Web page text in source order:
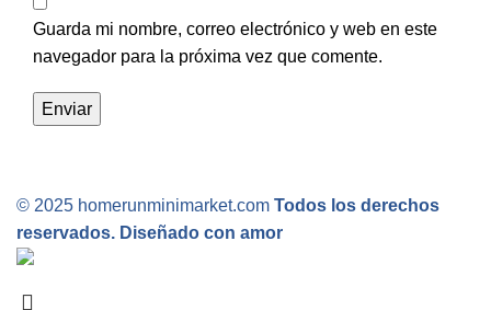
Guarda mi nombre, correo electrónico y web en este
navegador para la próxima vez que comente.
© 2025 homerunminimarket.com Todos los derechos
reservados. Diseñado con amor